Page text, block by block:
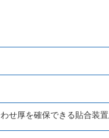
せ厚を確保できる貼合装